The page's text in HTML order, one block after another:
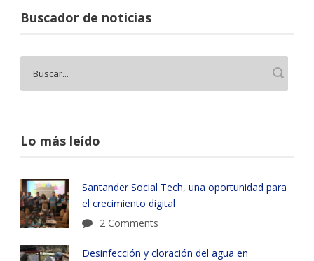
Buscador de noticias
Lo más leído
Santander Social Tech, una oportunidad para
el crecimiento digital
2 Comments
Desinfección y cloración del agua en